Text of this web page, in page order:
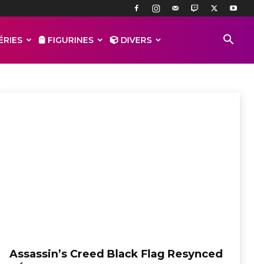
FIGURINES DIVERS
Assassin’s Creed Black Flag Resynced